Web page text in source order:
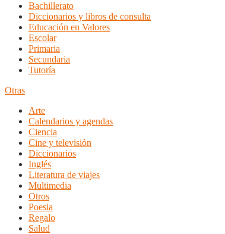
Bachillerato
Diccionarios y libros de consulta
Educación en Valores
Escolar
Primaria
Secundaria
Tutoría
Otras
Arte
Calendarios y agendas
Ciencia
Cine y televisión
Diccionarios
Inglés
Literatura de viajes
Multimedia
Otros
Poesia
Regalo
Salud